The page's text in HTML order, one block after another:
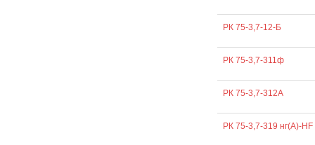
РК 75-3,7-12-Б
РК 75-3,7-311ф
РК 75-3,7-312А
РК 75-3,7-319 нг(А)-HF